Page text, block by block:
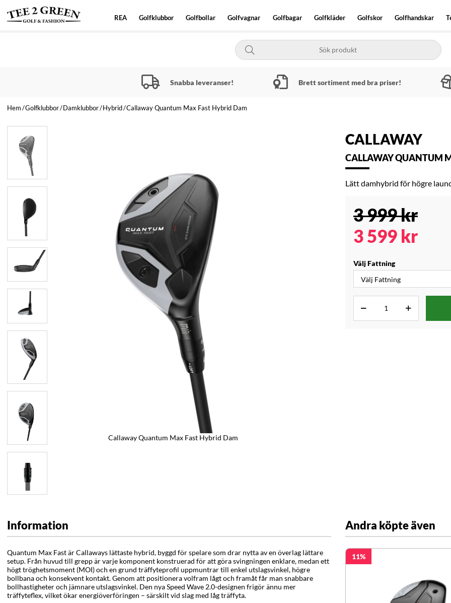
REA Golfklubbor Golfbollar Golfvagnar Golfbagar Golfkläder Golfskor Golfhandskar
Snabba leveranser! Brett sortiment med bra priser!
Hem Golfklubbor Damklubbor Hybrid Callaway Quantum Max Fast Hybrid Dam
Callaway Quantum Max Fast Hybrid Dam
CALLAWAY
CALLAWAY QUANTUM
Lätt damhybrid för högre
3 999kr
3 599 kr
Välj Fattning
Information
Quantum Max Fast är Callaways lättaste hybrid, byggd för spelare som drar nytta av en överlag lättare
setup. Från huvud till grepp är varje komponent konstruerad för att göra svingningen enklare, medan ett
högt tröghetsmoment (MOI) och en grund träffyteprofil uppmuntrar till enkel utslagsvinkel, högre
bollbana och konsekvent kontakt. Genom att positionera volfram lågt och framåt får man snabbare
bollhastigheter och jämnare utslagsvinkel. Den nya Speed Wave 2.0-designen frigör ännu mer
träffyteflex, vilket ökar energiöverföringen – särskilt vid slag med låg träffyta.
Andra köpte även
11